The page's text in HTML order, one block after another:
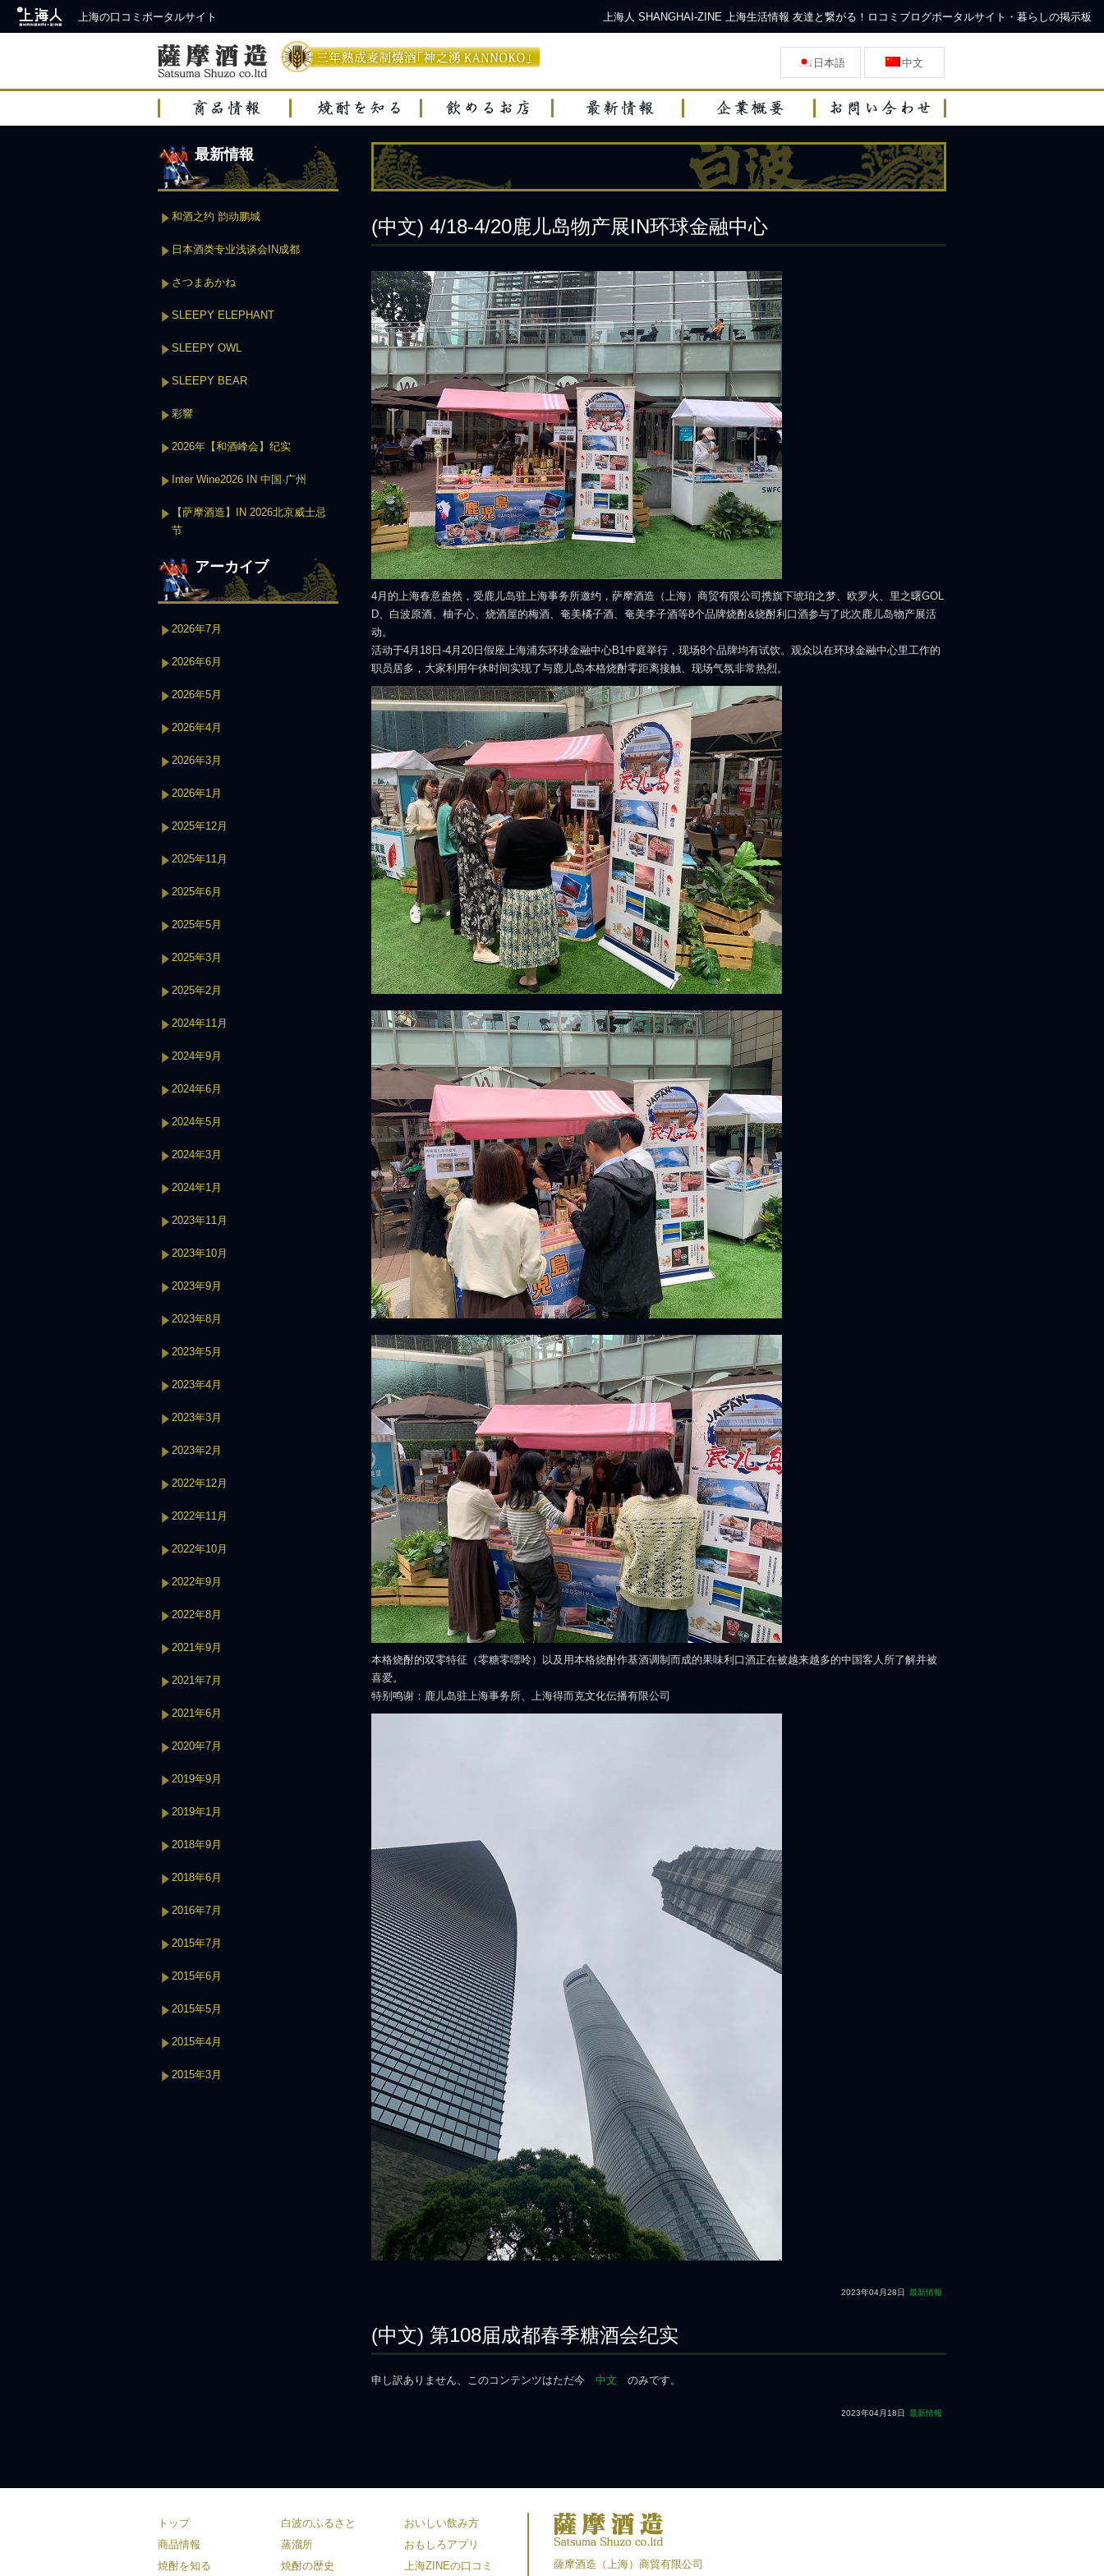
上海の口コミポータルサイト 上海人 SHANGHAI-ZINE 上海生活情報 友達と繋がる！ロコミブログポータルサイト・暮らしの掲示板
日本語 中文
(中文) 4/18-4/20鹿儿岛物产展IN环球金融中心
4月的上海春意盎然，受鹿儿岛驻上海事务所邀约，萨摩酒造（上海）商贸有限公司携旗下琥珀之梦、欧罗火、里之曙GOL
D、白波原酒、柚子心、烧酒屋的梅酒、奄美橘子酒、奄美李子酒等8个品牌烧酎&烧酎利口酒参与了此次鹿儿岛物产展活
动。
活动于4月18日-4月20日假座上海浦东环球金融中心B1中庭举行，现场8个品牌均有试饮。观众以在环球金融中心里工作的
职员居多，大家利用午休时间实现了与鹿儿岛本格烧酎零距离接触、现场气氛非常热烈。
本格烧酎的双零特征（零糖零嘌呤）以及用本格烧酎作基酒调制而成的果味利口酒正在被越来越多的中国客人所了解并被
喜爱。
特别鸣谢：鹿儿岛驻上海事务所、上海得而克文化伝播有限公司
最新情報
2023年04月28日
(中文) 第108届成都春季糖酒会纪实
申し訳ありません、このコンテンツはただ今 中文 のみです。
最新情報
2023年04月18日
最新情報
和酒之约 韵动鹏城
日本酒类专业浅谈会IN成都
さつまあかね
SLEEPY ELEPHANT
SLEEPY OWL
SLEEPY BEAR
彩響
2026年【和酒峰会】纪实
Inter Wine2026 IN 中国·广州
【萨摩酒造】IN 2026北京威士忌
节
アーカイブ
2026年7月
2026年6月
2026年5月
2026年4月
2026年3月
2026年1月
2025年12月
2025年11月
2025年6月
2025年5月
2025年3月
2025年2月
2024年11月
2024年9月
2024年6月
2024年5月
2024年3月
2024年1月
2023年11月
2023年10月
2023年9月
2023年8月
2023年5月
2023年4月
2023年3月
2023年2月
2022年12月
2022年11月
2022年10月
2022年9月
2022年8月
2021年9月
2021年7月
2021年6月
2020年7月
2019年9月
2019年1月
2018年9月
2018年6月
2016年7月
2015年7月
2015年6月
2015年5月
2015年4月
2015年3月
トップ
商品情報
焼酎を知る
白波のふるさと
蒸溜所
焼酎の歴史
おいしい飲み方
おもしろアプリ
上海ZINEの口コミ
薩摩酒造（上海）商貿有限公司